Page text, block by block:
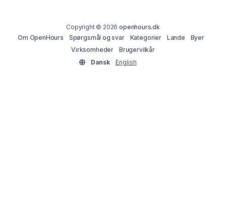
Copyright © 2026openhours.dk
Om OpenHours
Spørgsmål og svar Kategorier Lande
Byer
Virksomheder
Brugervilkår
Dansk
English